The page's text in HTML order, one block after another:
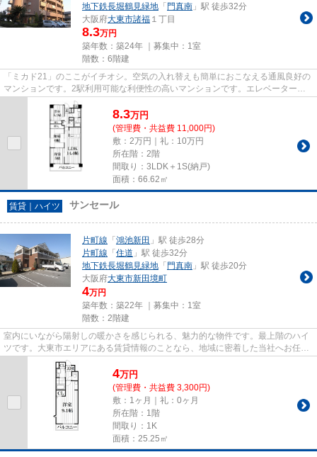
地下鉄長堀鶴見緑地 「 門真南 」駅 徒歩32分
大阪府大東市諸福 １丁目
8.3万円
築年数：築24年 ｜募集中： 1室
階数：6階建
「ミカド21」のここがイチオシ。空気の入れ替えも簡単におこなえる通風良好の
マンションです。2駅利用可能な利便性の高いマンションです。エレベーターが
ある物件です。住都エステート...
8.3万円
(管理費・共益費 11,000円)
敷：2万円｜礼：10万円
所在階：2階
間取り：3LDK＋1S(納戸)
面積：66.62㎡
賃貸｜ハイツ サンセール
片町線 「 鴻池新田 」駅 徒歩28分
片町線 「 住道 」駅 徒歩32分
地下鉄長堀鶴見緑地 「 門真南 」駅 徒歩20分
大阪府大東市新田境町
4万円
築年数：築22年 ｜募集中： 1室
階数：2階建
室内にいながら陽射しの暖かさを感じられる、魅力的な物件です。最上階のハイ
ツです。大東市エリアにある賃貸情報のことなら、地域に密着した当社へお任せ
下さい。当社は、多種多様な...
4万円
(管理費・共益費 3,300円)
敷：1ヶ月｜礼：0ヶ月
所在階：1階
間取り：1K
面積：25.25㎡